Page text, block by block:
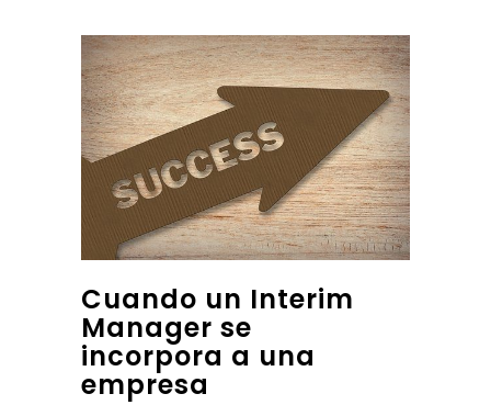
Cuando un Interim
Manager se
incorpora a una
empresa